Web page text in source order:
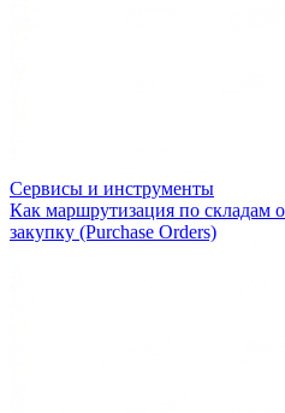
Сервисы и инструменты
Как маршрутизация по складам
закупку (Purchase Orders)